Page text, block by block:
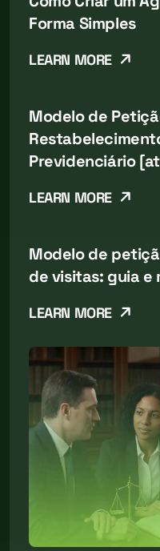
Forma Simples
LEARN MORE
Modelo de
Previdenciário
LEARN MORE
Modelo de
de visitas: guia e
LEARN MORE